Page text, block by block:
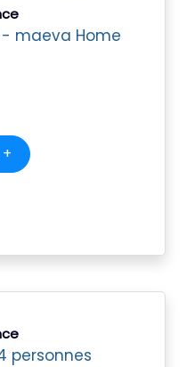
- maeva Home
personnes